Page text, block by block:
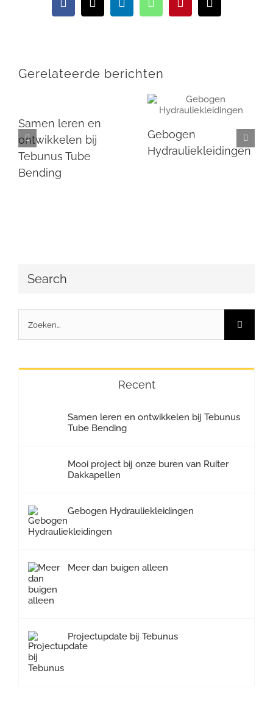
Facebook
X LinkedInWhatsAppPinterest
E-
mail
Gerelateerde berichten
Samen leren en
ontwikkelen bij
Tebunus Tube
Bending
Gebogen
Hydrauliekleidingen
Search
Zoeken
naar:
Recent
Samen leren en ontwikkelen bij Tebunus
Tube Bending
Mooi project bij onze buren van Ruiter
Dakkapellen
Gebogen Hydrauliekleidingen
Meer dan buigen alleen
Projectupdate bij Tebunus